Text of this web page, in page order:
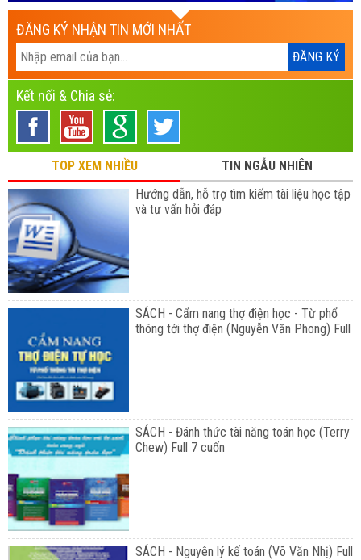
ĐĂNG KÝ NHẬN TIN MỚI NHẤT
Kết nối & Chia sẻ:
TOP XEM NHIỀU
TIN NGẪU NHIÊN
Hướng dẫn, hỗ trợ tìm kiếm tài liệu học tập
và tư vấn hỏi đáp
SÁCH - Cẩm nang thợ điện học - Từ phổ
thông tới thợ điện (Nguyễn Văn Phong) Full
SÁCH - Đánh thức tài năng toán học (Terry
Chew) Full 7 cuốn
SÁCH - Nguyên lý kế toán (Võ Văn Nhị) Full